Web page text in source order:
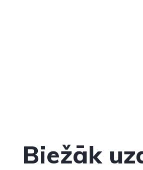
Biežāk